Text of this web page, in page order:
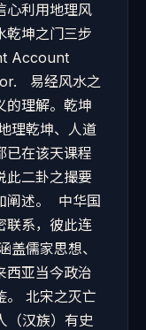
心利用地理风
乾坤之门三步
Account
易经风水之
的理解。乾坤
理乾坤、人道
已在该天课程
此二卦之撮要
阐述。 中华国
联系，彼此连
盖儒家思想、
西亚当今政治
。 北宋之灭亡
（汉族）有史